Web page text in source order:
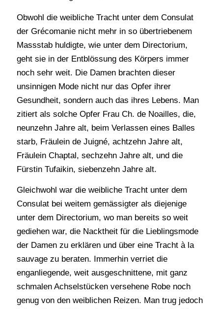
Obwohl die weibliche Tracht unter dem Consulat
der Grécomanie nicht mehr in so übertriebenem
Massstab huldigte, wie unter dem Directorium,
geht sie in der Entblössung des Körpers immer
noch sehr weit. Die Damen brachten dieser
unsinnigen Mode nicht nur das Opfer ihrer
Gesundheit, sondern auch das ihres Lebens. Man
zitiert als solche Opfer Frau Ch. de Noailles, die,
neunzehn Jahre alt, beim Verlassen eines Balles
starb, Fräulein de Juigné, achtzehn Jahre alt,
Fräulein Chaptal, sechzehn Jahre alt, und die
Fürstin Tufaikin, siebenzehn Jahre alt.
Gleichwohl war die weibliche Tracht unter dem
Consulat bei weitem gemässigter als diejenige
unter dem Directorium, wo man bereits so weit
gediehen war, die Nacktheit für die Lieblingsmode
der Damen zu erklären und über eine Tracht à la
sauvage zu beraten. Immerhin verriet die
enganliegende, weit ausgeschnittene, mit ganz
schmalen Achselstücken versehene Robe noch
genug von den weiblichen Reizen. Man trug jedoch